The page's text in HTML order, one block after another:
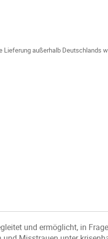
außerhalb Deutschlands
und ermöglicht, in